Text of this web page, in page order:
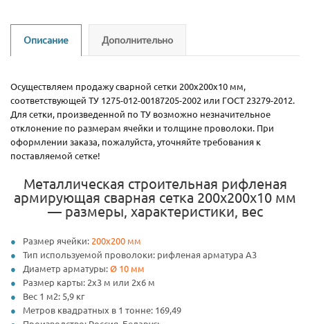
Описание Дополнительно
Осуществляем продажу сварной сетки 200х200х10 мм,
соответствующей ТУ 1275-012-00187205-2002 или ГОСТ 23279-2012.
Для сетки, произведенной по ТУ возможно незначительное
отклонение по размерам ячейки и толщине проволоки. При
оформлении заказа, пожалуйста, уточняйте требования к
поставляемой сетке!
Металлическая строительная рифленая
армирующая сварная сетка 200х200х10 мм
— размеры, характеристики, вес
Размер ячейки: 200х200 мм
Тип используемой проволоки: рифленая арматура А3
Диаметр арматуры:Ø 10 мм
Размер карты: 2х3 м или 2х6 м
Вес 1 м2: 5,9 кг
Метров квадратных в 1 тонне: 169,49